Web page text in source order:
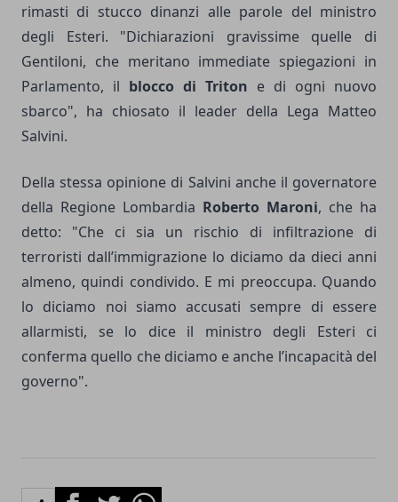
rimasti di stucco dinanzi alle parole del ministro
degli Esteri. "Dichiarazioni gravissime quelle di
Gentiloni, che meritano immediate spiegazioni in
Parlamento, il blocco di Triton e di ogni nuovo
sbarco", ha chiosato il leader della Lega Matteo
Salvini.
Della stessa opinione di Salvini anche il governatore
della Regione Lombardia Roberto Maroni, che ha
detto: "Che ci sia un rischio di infiltrazione di
terroristi dall’immigrazione lo diciamo da dieci anni
almeno, quindi condivido. E mi preoccupa. Quando
lo diciamo noi siamo accusati sempre di essere
allarmisti, se lo dice il ministro degli Esteri ci
conferma quello che diciamo e anche l’incapacità del
governo".
FacebookTwitterWhatsapp